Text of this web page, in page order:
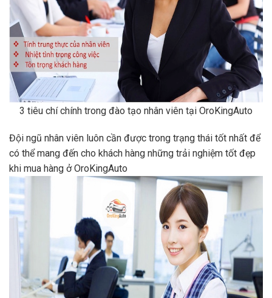
3 tiêu chí chính trong đào tạo nhân viên tại OroKingAuto
Đội ngũ nhân viên luôn cần được trong trạng thái tốt nhất để
có thể mang đến cho khách hàng những trải nghiệm tốt đẹp
khi mua hàng ở OroKingAuto